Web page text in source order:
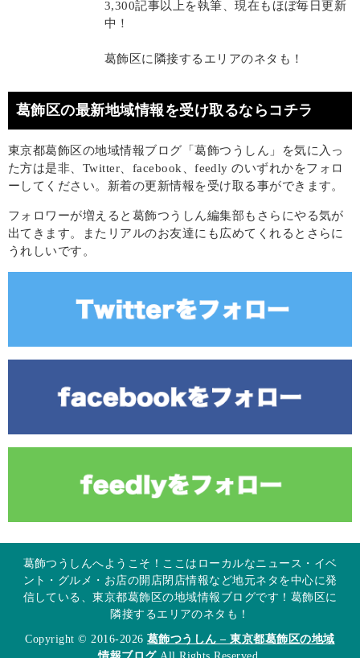
3,300記事以上を執筆、現在もほぼ毎日更新
中！
葛飾区に隣接するエリアのネタも！
葛飾区の最新地域情報を受け取るならコチラ
東京都葛飾区の地域情報ブログ「葛飾つうしん」を気に入っ
た方は是非、Twitter、facebook、feedly のいずれかをフォロ
ーしてください。新着の更新情報を受け取る事ができます。
フォロワーが増えると葛飾つうしん編集部もさらにやる気が
出てきます。またリアルのお友達にも広めてくれるとさらに
うれしいです。
葛飾つうしんへようこそ！ここはローカルなニュース・イベ
ント・グルメ・お店の開店閉店情報など地元ネタを中心に発
信している、東京都葛飾区の地域情報ブログです！葛飾区に
隣接するエリアのネタも！
Copyright © 2016-2026 葛飾つうしん – 東京都葛飾区の地域